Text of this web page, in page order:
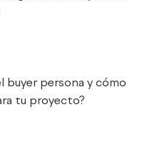
buyer persona y cómo
tu proyecto?